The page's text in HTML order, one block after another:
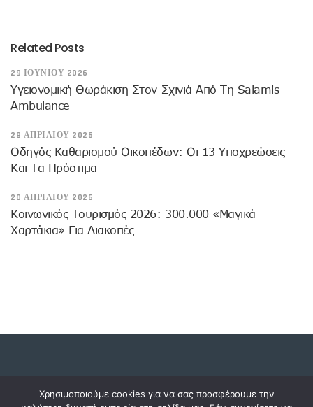
Related Posts
29 ΙΟΥΝΊΟΥ 2026
Υγειονομική Θωράκιση Στον Σχινιά Από Τη Salamis
Ambulance
28 ΑΠΡΙΛΊΟΥ 2026
Οδηγός Καθαρισμού Οικοπέδων: Οι 13 Υποχρεώσεις
Και Τα Πρόστιμα
20 ΑΠΡΙΛΊΟΥ 2026
Κοινωνικός Τουρισμός 2026: 300.000 «μαγικά
Χαρτάκια» Για Διακοπές
Copyright © 2023 dossiers.gr. All rights reserved.
Χρησιμοποιούμε cookies για να σας προσφέρουμε την